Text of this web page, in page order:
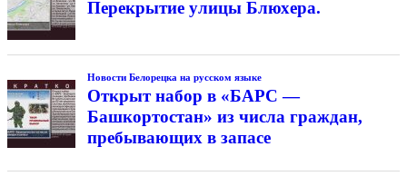
Перекрытие улицы Блюхера.
Новости Белорецка на русском языке
Открыт набор в «БАРС —
Башкортостан» из числа граждан,
пребывающих в запасе